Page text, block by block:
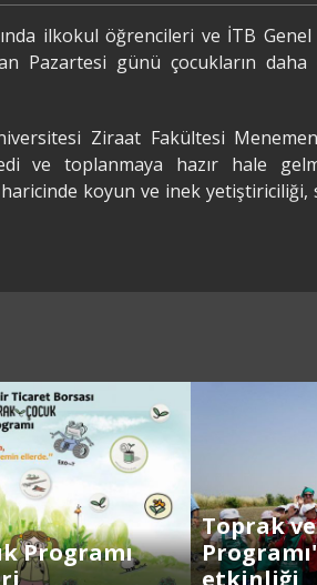
ilkokul öğrencileri ve İTB Genel
Pazartesi günü çocukların daha
Ziraat Fakültesi
ve toplanmaya hazır hale
koyun ve inek
Programı
Toprak
etkinliği